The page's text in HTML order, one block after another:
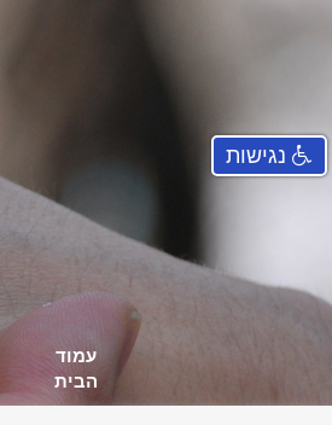
עמוד
הבית
נגישות